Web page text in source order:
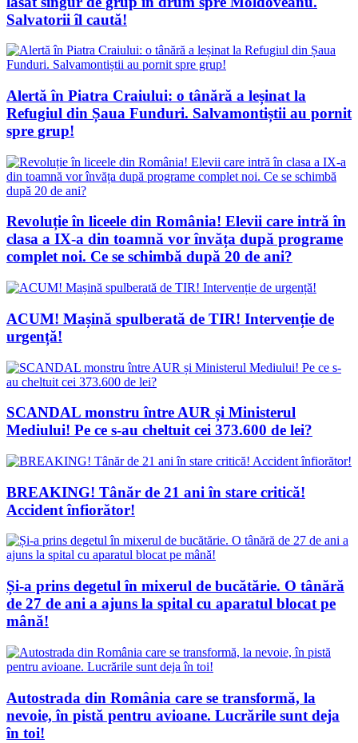
Salvatorii îl caută!
Alertă în Piatra Craiului: o tânără a leșinat la
Refugiul din Șaua Funduri. Salvamontiștii au pornit
spre grup!
Revoluție în liceele din România! Elevii care intră în
clasa a IX-a din toamnă vor învăța după programe
complet noi. Ce se schimbă după 20 de ani?
ACUM! Mașină spulberată de TIR! Intervenție de
urgență!
SCANDAL monstru între AUR și Ministerul
Mediului! Pe ce s-au cheltuit cei 373.600 de lei?
BREAKING! Tânăr de 21 ani în stare critică!
Accident înfiorător!
Și-a prins degetul în mixerul de bucătărie. O tânără
de 27 de ani a ajuns la spital cu aparatul blocat pe
mână!
Autostrada din România care se transformă, la
nevoie, în pistă pentru avioane. Lucrările sunt deja
în toi!